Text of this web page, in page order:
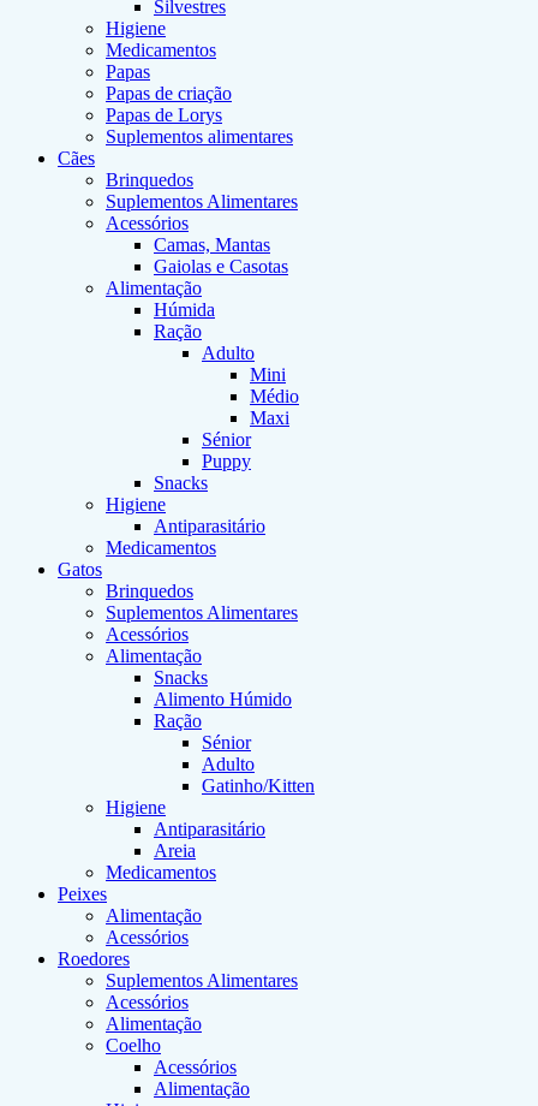
Silvestres
Higiene
Medicamentos
Papas
Papas de criação
Papas de Lorys
Suplementos alimentares
Cães
Brinquedos
Suplementos Alimentares
Acessórios
Camas, Mantas
Gaiolas e Casotas
Alimentação
Húmida
Ração
Adulto
Mini
Médio
Maxi
Sénior
Puppy
Snacks
Higiene
Antiparasitário
Medicamentos
Gatos
Brinquedos
Suplementos Alimentares
Acessórios
Alimentação
Snacks
Alimento Húmido
Ração
Sénior
Adulto
Gatinho/Kitten
Higiene
Antiparasitário
Areia
Medicamentos
Peixes
Alimentação
Acessórios
Roedores
Suplementos Alimentares
Acessórios
Alimentação
Coelho
Acessórios
Alimentação